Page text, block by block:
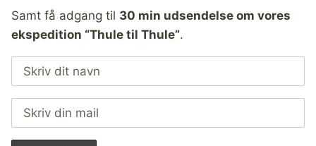
Samt få adgang til 30 min udsendelse om vores
ekspedition “Thule til Thule”.